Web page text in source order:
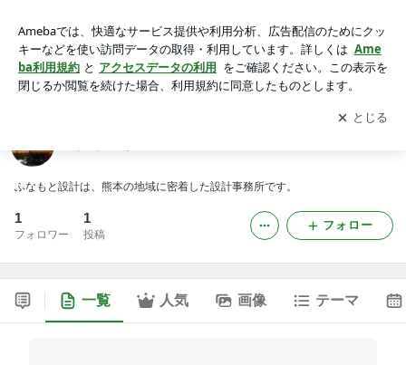
アプリをダウンロードして ブログの更新通知
を受け取りまし
ょう。
開く
ふなもと設計は、熊本の地域に密着した設計事務所です。
1
フォロワー
1
投稿
フォロー
一覧 人気 画像 テーマ